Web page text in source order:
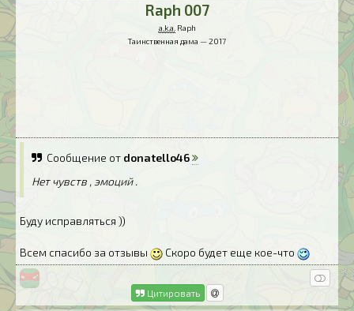
Raph 007
a.k.a. Raph
Таинственная дама — 2017
Сообщение от donatello46
Нет чувств , эмоций .
Буду исправляться ))
Всем спасибо за отзывы Скоро будет еще кое-что
Цитировать